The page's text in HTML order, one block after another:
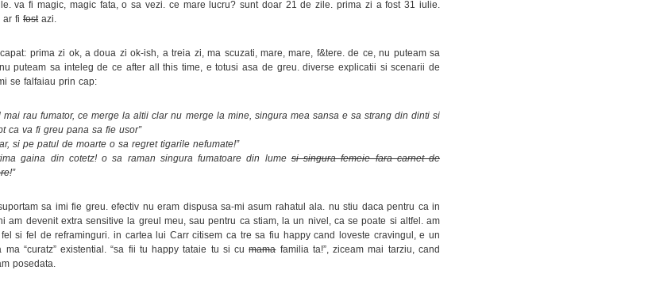
va fi magic, magic fata, o sa vezi. ce mare lucru? sunt doar 21 de zile. prima zi a fost 31 iulie.
ar fi fost azi.
prima zi ok, a doua zi ok-ish, a treia zi, ma scuzati, mare, mare, f&tere. de ce, nu puteam sa
puteam sa inteleg de ce after all this time, e totusi asa de greu. diverse explicatii si scenarii de
se falfaiau prin cap:
mai rau fumator, ce merge la altii clar nu merge la mine, singura mea sansa e sa strang din dinti si
ca va fi greu pana sa fie usor”
si pe patul de moarte o sa regret tigarile nefumate!”
gaina din cotetz! o sa raman singura fumatoare din lumesi singura femeie fara carnet de
!”
sa imi fie greu. efectiv nu eram dispusa sa-mi asum rahatul ala. nu stiu daca pentru ca in
am devenit extra sensitive la greul meu, sau pentru ca stiam, la un nivel, ca se poate si altfel. am
si fel de reframinguri. in cartea lui Carr citisem ca tre sa fiu happy cand loveste cravingul, e un
ma “curatz” existential. “sa fii tu happy tataie tu si cumamafamilia ta!”, ziceam mai tarziu, cand
posedata.